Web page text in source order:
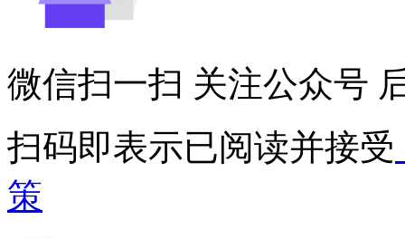
微信扫一扫 关注公众号
扫码即表示已阅读并接受
策